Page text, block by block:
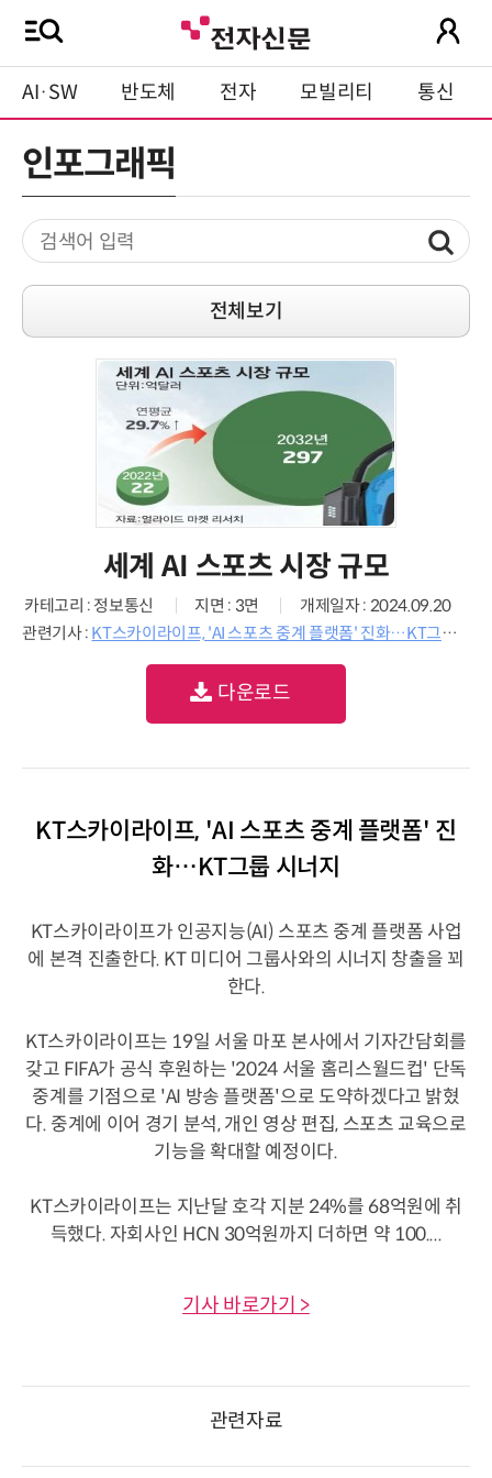
AI·SW 반도체 전자 모빌리티 통신
인포그래픽
전체보기
세계 AI 스포츠 시장 규모
카테고리 : 정보통신 지면 : 3면
개제일자 : 2024.09.20
관련기사 : KT스카이라이프, 'AI 스포츠 중계 플랫폼' 진화…KT그룹 시너지
다운로드
KT스카이라이프, 'AI 스포츠 중계 플랫폼' 진
화…KT그룹 시너지
KT스카이라이프가 인공지능(AI) 스포츠 중계 플랫폼 사업
에 본격 진출한다. KT 미디어 그룹사와의 시너지 창출을 꾀
한다.
KT스카이라이프는 19일 서울 마포 본사에서 기자간담회를
갖고 FIFA가 공식 후원하는 '2024 서울 홈리스월드컵' 단독
중계를 기점으로 'AI 방송 플랫폼'으로 도약하겠다고 밝혔
다. 중계에 이어 경기 분석, 개인 영상 편집, 스포츠 교육으로
기능을 확대할 예정이다.
KT스카이라이프는 지난달 호각 지분 24%를 68억원에 취
득했다. 자회사인 HCN 30억원까지 더하면 약 100....
기사 바로가기 >
관련자료